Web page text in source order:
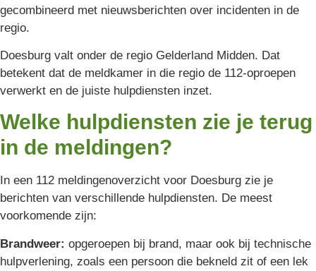
gecombineerd met nieuwsberichten over incidenten in de
regio.
Doesburg valt onder de regio Gelderland Midden. Dat
betekent dat de meldkamer in die regio de 112-oproepen
verwerkt en de juiste hulpdiensten inzet.
Welke hulpdiensten zie je terug
in de meldingen?
In een 112 meldingenoverzicht voor Doesburg zie je
berichten van verschillende hulpdiensten. De meest
voorkomende zijn:
Brandweer: opgeroepen bij brand, maar ook bij technische
hulpverlening, zoals een persoon die bekneld zit of een lek